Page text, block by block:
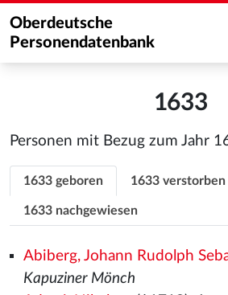
Oberdeutsche
Personendatenbank
1633
Personen mit Bezug zum Jahr
1633 geboren 1633 verstorben
1633 nachgewiesen
Abiberg, Johann Rudolph
Kapuziner Mönch